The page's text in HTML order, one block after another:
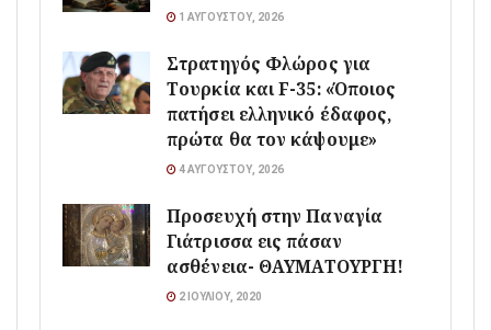
1 ΑΥΓΟΎΣΤΟΥ, 2026
Στρατηγός Φλώρος για
Τουρκία και F-35: «Όποιος
πατήσει ελληνικό έδαφος,
πρώτα θα τον κάψουμε»
4 ΑΥΓΟΎΣΤΟΥ, 2026
Προσευχή στην Παναγία
Γιάτρισσα εις πάσαν
ασθένεια- ΘΑΥΜΑΤΟΥΡΓΗ!
2 ΙΟΥΛΊΟΥ, 2020